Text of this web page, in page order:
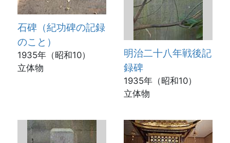
石碑（紀功碑の記録
のこと）
1935年（昭和10）
立体物
明治二十八年戦後記
録碑
1935年（昭和10）
立体物